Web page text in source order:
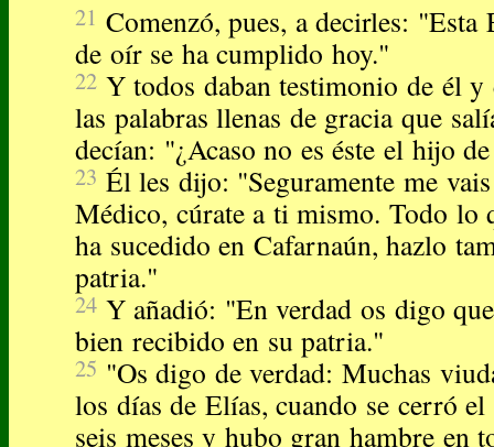
21 Comenzó, pues, a decirles: "Esta
de oír se ha cumplido hoy."
22 Y todos daban testimonio de él y
las palabras llenas de gracia que
decían: "¿Acaso no es éste el hijo
23 Él les dijo: "Seguramente me
Médico, cúrate a ti mismo. Todo lo
ha sucedido en Cafarnaún, hazlo
patria."
24 Y añadió: "En verdad os digo
bien recibido en su patria."
25 "Os digo de verdad: Muchas
los días de Elías, cuando se cerró
seis meses y hubo gran hambre en